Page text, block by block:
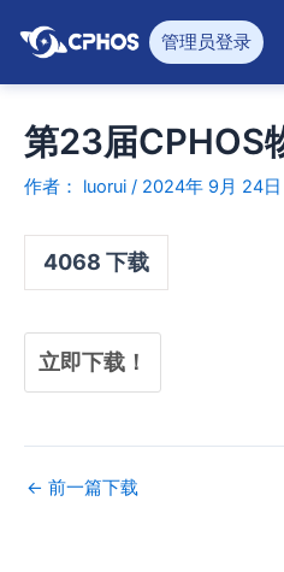
管理员登录
第23届CPHOS
作者： luorui / 2024年 9月 24日
4068 下载
立即下载！
← 前一篇下载